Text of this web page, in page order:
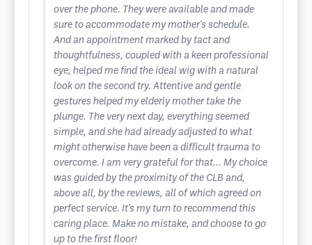
over the phone. They were available and made
sure to accommodate my mother's schedule.
And an appointment marked by tact and
thoughtfulness, coupled with a keen professional
eye, helped me find the ideal wig with a natural
look on the second try. Attentive and gentle
gestures helped my elderly mother take the
plunge. The very next day, everything seemed
simple, and she had already adjusted to what
might otherwise have been a difficult trauma to
overcome. I am very grateful for that... My choice
was guided by the proximity of the CLB and,
above all, by the reviews, all of which agreed on
perfect service. It's my turn to recommend this
caring place. Make no mistake, and choose to go
up to the first floor!